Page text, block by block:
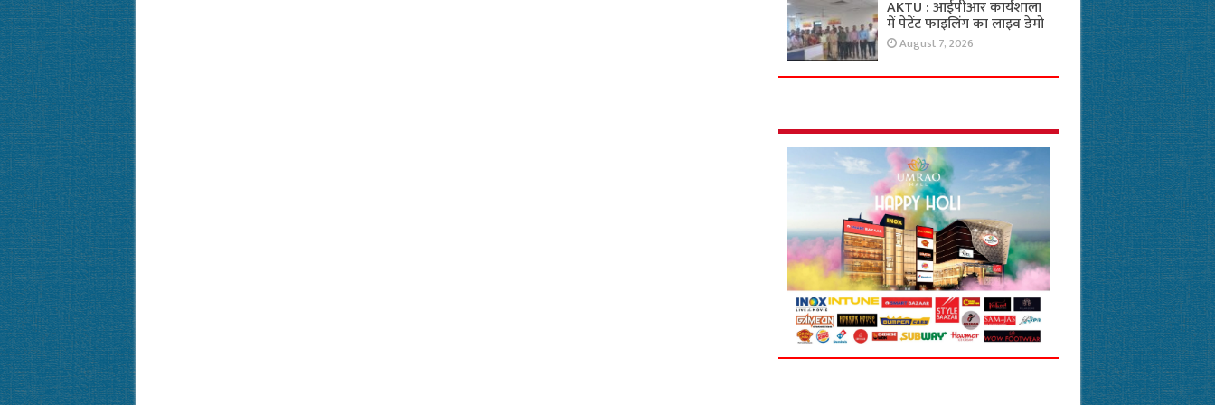
AKTU : आईपीआर कार्यशाला
में पेटेंट फाइलिंग का लाइव डेमो
August 7, 2026